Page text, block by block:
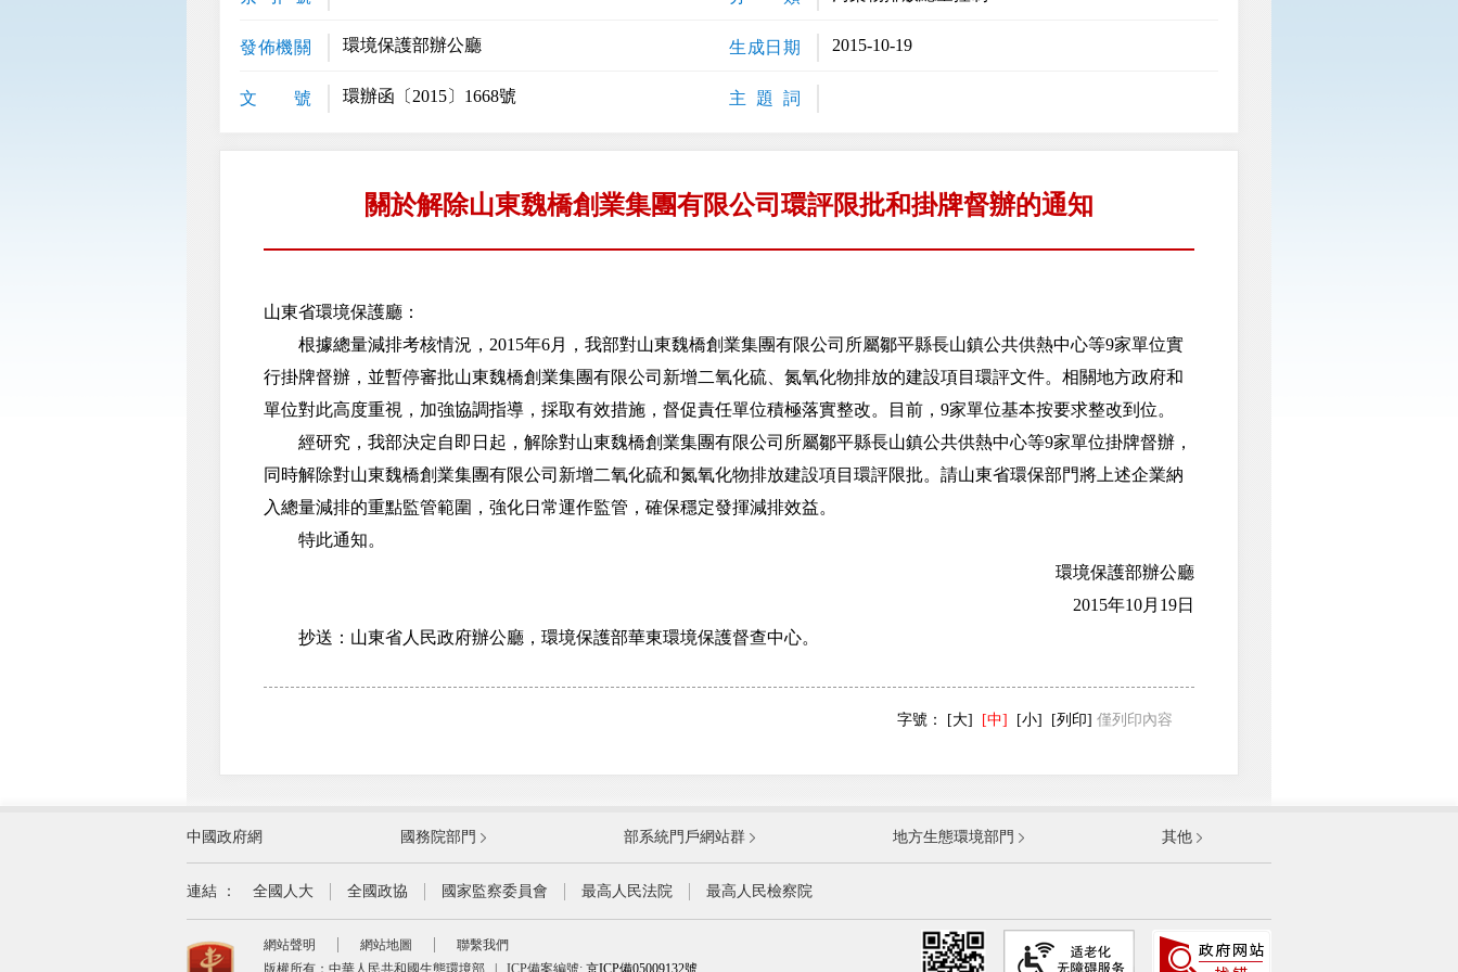
發佈機關 環境保護部辦公廳 生成日期 2015-10-19
文 號 環辦函〔2015〕1668號 主 題 詞
關於解除山東魏橋創業集團有限公司環評限批和掛牌督辦的通知
山東省環境保護廳：
根據總量減排考核情況，2015年6月，我部對山東魏橋創業集團有限公司所屬鄒平縣長山鎮公共供熱中心等9家單位實
行掛牌督辦，並暫停審批山東魏橋創業集團有限公司新增二氧化硫、氮氧化物排放的建設項目環評文件。相關地方政府和
單位對此高度重視，加強協調指導，採取有效措施，督促責任單位積極落實整改。目前，9家單位基本按要求整改到位。
經研究，我部決定自即日起，解除對山東魏橋創業集團有限公司所屬鄒平縣長山鎮公共供熱中心等9家單位掛牌督辦，
同時解除對山東魏橋創業集團有限公司新增二氧化硫和氮氧化物排放建設項目環評限批。請山東省環保部門將上述企業納
入總量減排的重點監管範圍，強化日常運作監管，確保穩定發揮減排效益。
特此通知。
環境保護部辦公廳
2015年10月19日
抄送：山東省人民政府辦公廳，環境保護部華東環境保護督查中心。
字號： [大] [中] [小] [列印] 僅列印內容
外交部 國防部
國家發展和改革委員會
國家民族事務委員會
公安部
司法部
財政部
人力資源和社會保障部
自然資源部
住房和城鄉建設部
中國政府網 國務院部門 部系統門戶網站群 地方生態環境部門 其他
連結 ： 全國人大 全國政協 國家監察委員會 最高人民法院 最高人民檢察院
網站聲明 網站地圖
聯繫我們
版權所有：中華人民共和國生態環境部
ICP備案編號: 京ICP備05009132號